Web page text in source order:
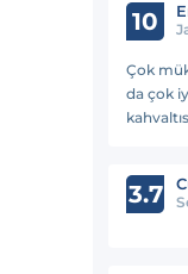
10
Çok
da çok
3.7